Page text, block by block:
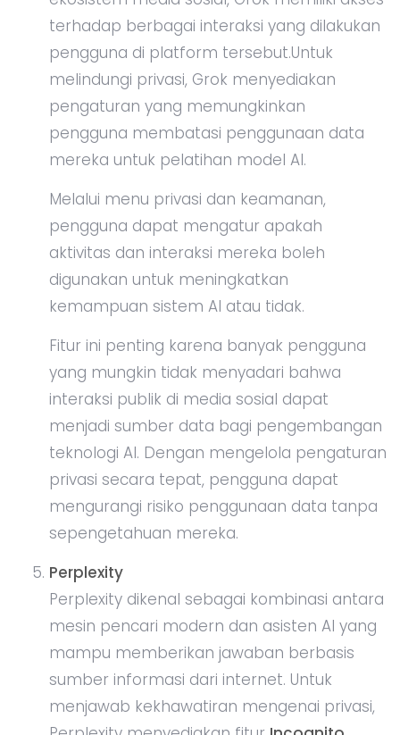
terhadap berbagai interaksi yang dilakukan
pengguna di platform tersebut.Untuk
melindungi privasi, Grok menyediakan
pengaturan yang memungkinkan
pengguna membatasi penggunaan data
mereka untuk pelatihan model AI.
Melalui menu privasi dan keamanan,
pengguna dapat mengatur apakah
aktivitas dan interaksi mereka boleh
digunakan untuk meningkatkan
kemampuan sistem AI atau tidak.
Fitur ini penting karena banyak pengguna
yang mungkin tidak menyadari bahwa
interaksi publik di media sosial dapat
menjadi sumber data bagi pengembangan
teknologi AI. Dengan mengelola pengaturan
privasi secara tepat, pengguna dapat
mengurangi risiko penggunaan data tanpa
sepengetahuan mereka.
Perplexity
Perplexity dikenal sebagai kombinasi antara
mesin pencari modern dan asisten AI yang
mampu memberikan jawaban berbasis
sumber informasi dari internet. Untuk
menjawab kekhawatiran mengenai privasi,